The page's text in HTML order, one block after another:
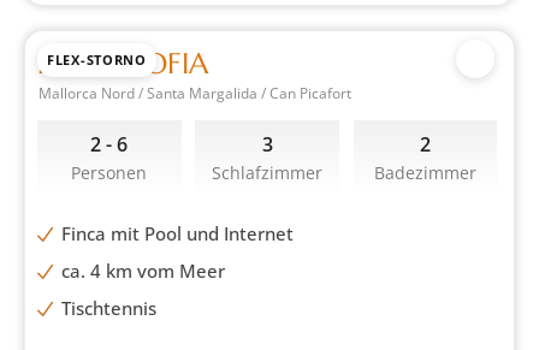
FLEX-STORNO
FINCA SOFIA
Mallorca Nord / Santa Margalida / Can Picafort
2 - 6
Personen
3
Schlafzimmer
2
Badezimmer
Finca mit Pool und Internet
ca. 4 km vom Meer
Tischtennis